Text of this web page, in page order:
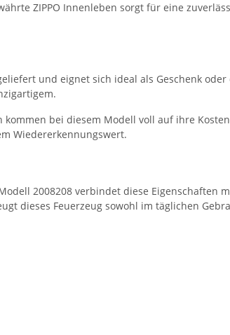
ZIPPO Innenleben sorgt für eine
und eignet sich ideal als Geschenk
bei diesem Modell voll auf ihre
Wiedererkennungswert.
2008208 verbindet diese
dieses Feuerzeug sowohl im täglichen